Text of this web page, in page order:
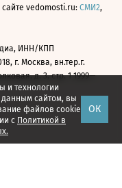
и технологии
данным сайтом, вы
файлов cookie
с Политикой в
ОК
vedomosti.ru: СМИ2,
ИНН/КПП
г. Москва, вн.тер.г.
д. 3, стр. 1 1999—